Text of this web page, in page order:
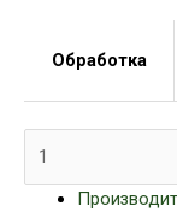
Обработка